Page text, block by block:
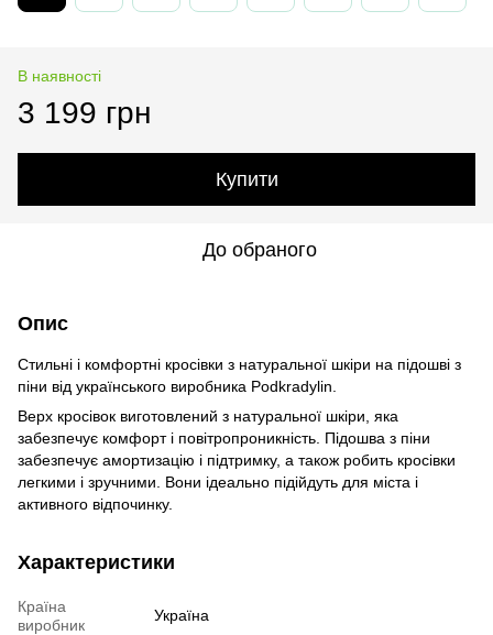
В наявності
3 199 грн
Купити
До обраного
Опис
Стильні і комфортні кросівки з натуральної шкіри на підошві з
піни від українського виробника Podkradylin.
Верх кросівок виготовлений з натуральної шкіри, яка
забезпечує комфорт і повітропроникність. Підошва з піни
забезпечує амортизацію і підтримку, а також робить кросівки
легкими і зручними. Вони ідеально підійдуть для міста і
активного відпочинку.
Характеристики
Країна
виробник
Україна